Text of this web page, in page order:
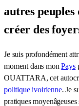
autres
créer des
Je suis profondément
moment dans monPays
OUATTARA, cet
politique ivoirienne. Je
pratiques